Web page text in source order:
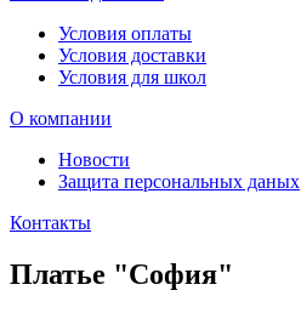
Условия оплаты
Условия доставки
Условия для школ
О компании
Новости
Защита персональных даных
Контакты
Платье "София"